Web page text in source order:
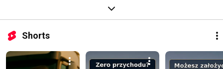
Shorts